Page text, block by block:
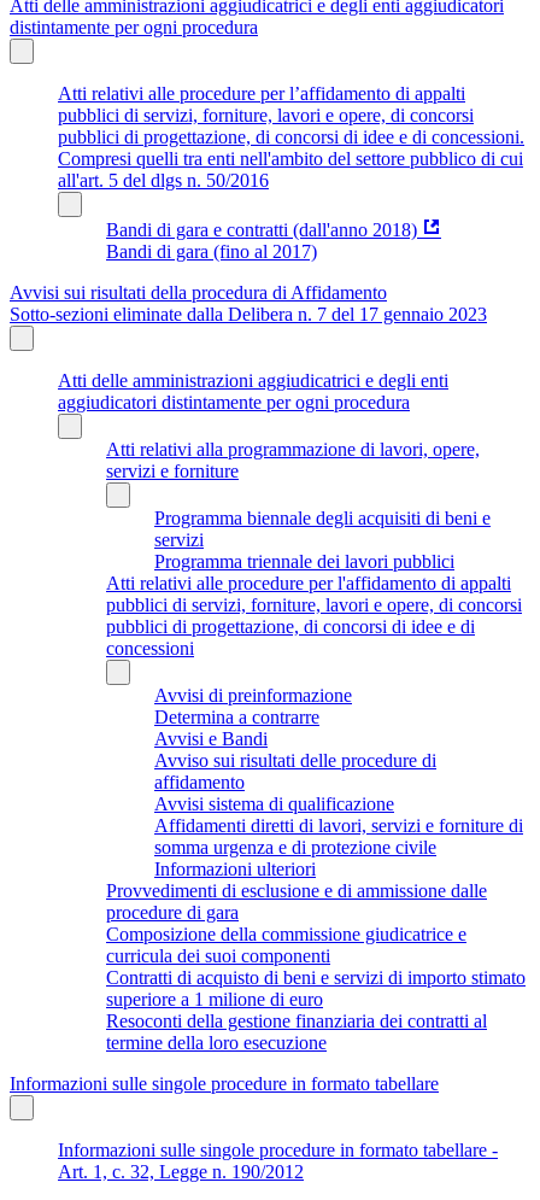
Atti delle amministrazioni aggiudicatrici e degli enti aggiudicatori
distintamente per ogni procedura
Atti relativi alle procedure per l’affidamento di appalti
pubblici di servizi, forniture, lavori e opere, di concorsi
pubblici di progettazione, di concorsi di idee e di concessioni.
Compresi quelli tra enti nell'ambito del settore pubblico di cui
all'art. 5 del dlgs n. 50/2016
Bandi di gara e contratti (dall'anno 2018)
Bandi di gara (fino al 2017)
Avvisi sui risultati della procedura di Affidamento
Sotto-sezioni eliminate dalla Delibera n. 7 del 17 gennaio 2023
Atti delle amministrazioni aggiudicatrici e degli enti
aggiudicatori distintamente per ogni procedura
Atti relativi alla programmazione di lavori, opere,
servizi e forniture
Programma biennale degli acquisiti di beni e
servizi
Programma triennale dei lavori pubblici
Atti relativi alle procedure per l'affidamento di appalti
pubblici di servizi, forniture, lavori e opere, di concorsi
pubblici di progettazione, di concorsi di idee e di
concessioni
Avvisi di preinformazione
Determina a contrarre
Avvisi e Bandi
Avviso sui risultati delle procedure di
affidamento
Avvisi sistema di qualificazione
Affidamenti diretti di lavori, servizi e forniture di
somma urgenza e di protezione civile
Informazioni ulteriori
Provvedimenti di esclusione e di ammissione dalle
procedure di gara
Composizione della commissione giudicatrice e
curricula dei suoi componenti
Contratti di acquisto di beni e servizi di importo stimato
superiore a 1 milione di euro
Resoconti della gestione finanziaria dei contratti al
termine della loro esecuzione
Informazioni sulle singole procedure in formato tabellare
Informazioni sulle singole procedure in formato tabellare -
Art. 1, c. 32, Legge n. 190/2012